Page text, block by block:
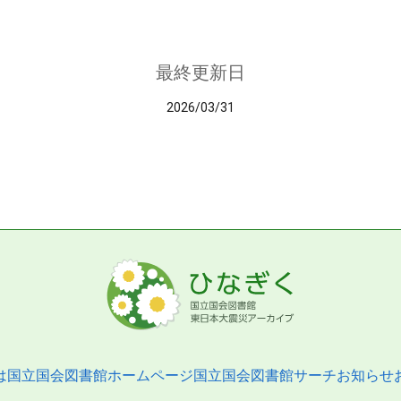
最終更新日
2026/03/31
国立国会図書館ホームページ国立国会図書館サーチお知らせ